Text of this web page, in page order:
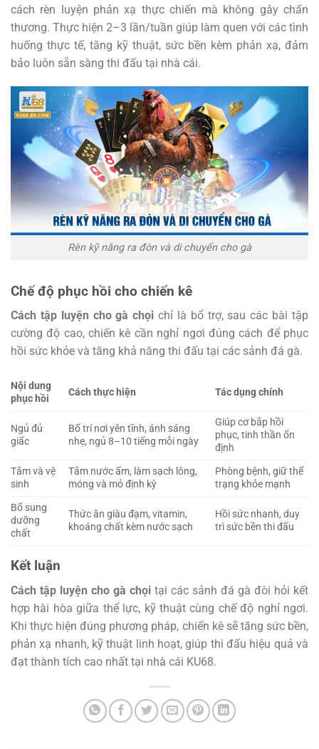
cách rèn luyện phản xạ thực chiến mà không gây chấn
thương. Thực hiện 2–3 lần/tuần giúp làm quen với các tình
huống thực tế, tăng kỹ thuật, sức bền kèm phản xạ, đảm
bảo luôn sẵn sàng thi đấu tại nhà cái.
Rèn kỹ năng ra đòn và di chuyển cho gà
Chế độ phục hồi cho chiến kê
Cách tập luyện cho gà chọi chỉ là bổ trợ, sau các bài tập
cường độ cao, chiến kê cần nghỉ ngơi đúng cách để phục
hồi sức khỏe và tăng khả năng thi đấu tại các sảnh đá gà.
Nội dung
phục hồi
Cách thực hiện Tác dụng chính
Ngủ đủ
giấc
Bố trí nơi yên tĩnh, ánh sáng
nhẹ, ngủ 8–10 tiếng mỗi ngày
Giúp cơ bắp hồi
phục, tinh thần ổn
định
Tắm và vệ
sinh
Tắm nước ấm, làm sạch lông,
móng và mỏ định kỳ
Phòng bệnh, giữ thể
trạng khỏe mạnh
Bổ sung
dưỡng
chất
Thức ăn giàu đạm, vitamin,
khoáng chất kèm nước sạch
Hồi sức nhanh, duy
trì sức bền thi đấu
Kết luận
Cách tập luyện cho gà chọi tại các sảnh đá gà đòi hỏi kết
hợp hài hòa giữa thể lực, kỹ thuật cùng chế độ nghỉ ngơi.
Khi thực hiện đúng phương pháp, chiến kê sẽ tăng sức bền,
phản xạ nhanh, kỹ thuật linh hoạt, giúp thi đấu hiệu quả và
đạt thành tích cao nhất tại nhà cái KU68.